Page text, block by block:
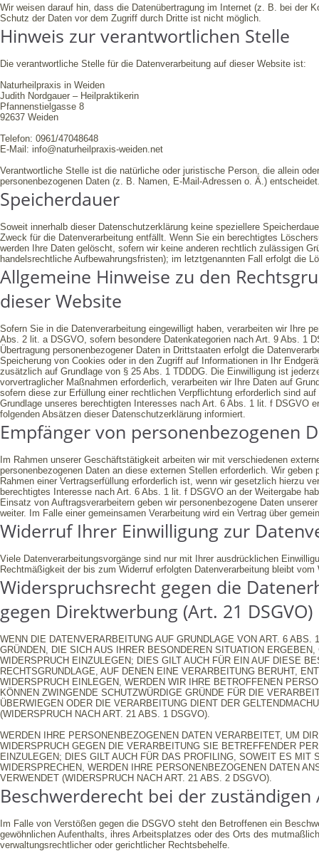
Wir weisen darauf hin, dass die Datenübertragung im Internet (z. B. bei der
Schutz der Daten vor dem Zugriff durch Dritte ist nicht möglich.
Hinweis zur verantwortlichen Stelle
Die verantwortliche Stelle für die Datenverarbeitung auf dieser Website ist:
Naturheilpraxis in Weiden
Judith Nordgauer – Heilpraktikerin
Pfannenstielgasse 8
92637 Weiden
Telefon: 0961/47048648
E-Mail: info@naturheilpraxis-weiden.net
Verantwortliche Stelle ist die natürliche oder juristische Person, die allein
personenbezogenen Daten (z. B. Namen, E-Mail-Adressen o. Ä.)
Speicherdauer
Soweit innerhalb dieser Datenschutzerklärung keine speziellere
Zweck für die Datenverarbeitung entfällt. Wenn Sie ein berechtigtes
werden Ihre Daten gelöscht, sofern wir keine anderen rechtlich zulässigen
handelsrechtliche Aufbewahrungsfristen); im letztgenannten Fall erfolgt die
Allgemeine Hinweise zu den
dieser Website
Sofern Sie in die Datenverarbeitung eingewilligt haben, verarbeiten wir Ihre
Abs. 2 lit. a DSGVO, sofern besondere Datenkategorien nach Art. 9 Abs. 1
Übertragung personenbezogener Daten in Drittstaaten erfolgt die
Speicherung von Cookies oder in den Zugriff auf Informationen in Ihr
zusätzlich auf Grundlage von § 25 Abs. 1 TDDDG. Die Einwilligung ist
vorvertraglicher Maßnahmen erforderlich, verarbeiten wir Ihre Daten auf
sofern diese zur Erfüllung einer rechtlichen Verpflichtung erforderlich sind
Grundlage unseres berechtigten Interesses nach Art. 6 Abs. 1 lit. f DSGVO
folgenden Absätzen dieser Datenschutzerklärung informiert.
Empfänger von personenbezogenen
Im Rahmen unserer Geschäftstätigkeit arbeiten wir mit verschiedenen
personenbezogenen Daten an diese externen Stellen erforderlich. Wir
Rahmen einer Vertragserfüllung erforderlich ist, wenn wir gesetzlich hierzu
berechtigtes Interesse nach Art. 6 Abs. 1 lit. f DSGVO an der Weitergabe
Einsatz von Auftragsverarbeitern geben wir personenbezogene Daten
weiter. Im Falle einer gemeinsamen Verarbeitung wird ein Vertrag über
Widerruf Ihrer Einwilligung zur
Viele Datenverarbeitungsvorgänge sind nur mit Ihrer ausdrücklichen
Rechtmäßigkeit der bis zum Widerruf erfolgten Datenverarbeitung bleibt vom
Widerspruchsrecht gegen die
gegen Direktwerbung (Art. 21 DSGVO)
WENN DIE DATENVERARBEITUNG AUF GRUNDLAGE VON ART. 6
GRÜNDEN, DIE SICH AUS IHRER BESONDEREN SITUATION
WIDERSPRUCH EINZULEGEN; DIES GILT AUCH FÜR EIN AUF DIESE
RECHTSGRUNDLAGE, AUF DENEN EINE VERARBEITUNG BERUHT,
WIDERSPRUCH EINLEGEN, WERDEN WIR IHRE BETROFFENEN
KÖNNEN ZWINGENDE SCHUTZWÜRDIGE GRÜNDE FÜR DIE
ÜBERWIEGEN ODER DIE VERARBEITUNG DIENT DER
(WIDERSPRUCH NACH ART. 21 ABS. 1 DSGVO).
WERDEN IHRE PERSONENBEZOGENEN DATEN VERARBEITET, UM
WIDERSPRUCH GEGEN DIE VERARBEITUNG SIE BETREFFENDER
EINZULEGEN; DIES GILT AUCH FÜR DAS PROFILING, SOWEIT ES
WIDERSPRECHEN, WERDEN IHRE PERSONENBEZOGENEN DATEN
VERWENDET (WIDERSPRUCH NACH ART. 21 ABS. 2 DSGVO).
Beschwerde­recht bei der
Im Falle von Verstößen gegen die DSGVO steht den Betroffenen ein
gewöhnlichen Aufenthalts, ihres Arbeitsplatzes oder des Orts des
verwaltungsrechtlicher oder gerichtlicher Rechtsbehelfe.